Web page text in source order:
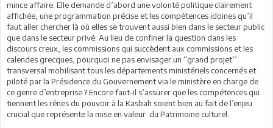
mince affaire. Elle demande d’abord une volonté politique clairement
affichée, une programmation précise et les compétences idoines qu’il
faut aller chercher là où elles se trouvent aussi bien dans le secteur public
que dans le secteur privé. Au lieu de confiner la question dans les
discours creux, les commissions qui succèdent aux commissions et les
calendes grecques, pourquoi ne pas envisager un ‘’grand projet’’
transversal mobilisant tous les départements ministériels concernés et
piloté par la Présidence du Gouvernement via le ministère en charge de
ce genre d’entreprise ? Encore faut-il s’assurer que les compétences qui
tiennent les rênes du pouvoir à la Kasbah soient bien au fait de l’enjeu
crucial que représente la mise en valeur du Patrimoine culturel.